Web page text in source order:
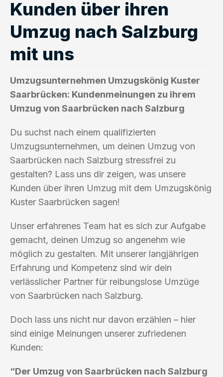
Kunden über ihren
Umzug nach Salzburg
mit uns
Umzugsunternehmen Umzugskönig Kuster
Saarbrücken: Kundenmeinungen zu ihrem
Umzug von Saarbrücken nach Salzburg
Du suchst nach einem qualifizierten
Umzugsunternehmen, um deinen Umzug von
Saarbrücken nach Salzburg stressfrei zu
gestalten? Lass uns dir zeigen, was unsere
Kunden über ihren Umzug mit dem Umzugskönig
Kuster Saarbrücken sagen!
Unser erfahrenes Team hat es sich zur Aufgabe
gemacht, deinen Umzug so angenehm wie
möglich zu gestalten. Mit unserer langjährigen
Erfahrung und Kompetenz sind wir dein
verlässlicher Partner für reibungslose Umzüge
von Saarbrücken nach Salzburg.
Doch lass uns nicht nur davon erzählen – hier
sind einige Meinungen unserer zufriedenen
Kunden:
“Der Umzug von Saarbrücken nach Salzburg